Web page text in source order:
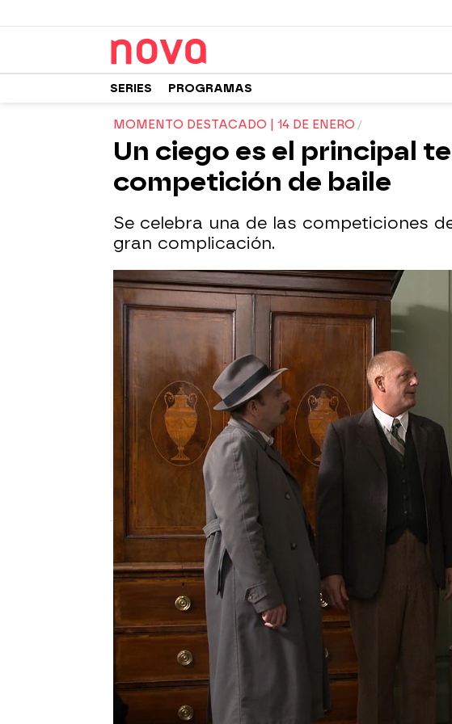
SERIES PROGRAMAS
MOMENTO DESTACADO | 14 DE ENERO
Un ciego es el principal
competición de baile
Se celebra una de las competiciones
gran complicación.
Nova
Publicado:14 de enero de 2023, 22:04
Alexander es uno de los mejores
baile local y un candidato a ganar
señorita Mccarthy y el padre
del espectáculo
cuando un
joven bailarina ha aparecido
Alexander asegura conocer quién